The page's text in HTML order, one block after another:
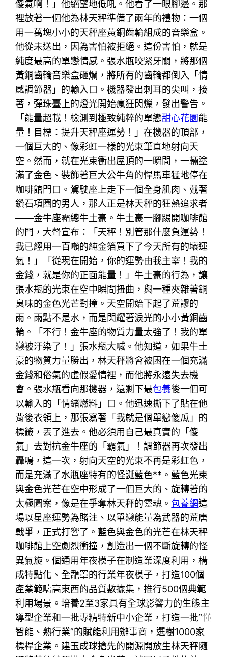
傻氣啊！」他絕望地低吼。他看了一眼腳邊。那
裡放著一個他為林天秤準備了兩年的禮物：一個
用一萬塊小小的天秤座黃銅齒輪組成的音樂盒。
他從未送出，因為害怕被拒絕。這份害怕，就是
純度最高的單戀情感。張水瓶咬緊牙關，將那個
黃銅齒輪音樂盒砸爛，將所有的齒輪都倒入「情
感調節器」的輸入口。機器發出刺耳的尖叫，接
著，彈珠臺上的燈光開始瘋狂閃爍，發出警告。
「能量超載！檢測到極致純粹的單戀甜心花園能
量！目標：提升天秤座運勢！」在機器的頂部，
一個巨大的、像彩虹一樣的光束筆直地射向天
空。然而，就在光束衝出屋頂的一瞬間，一輛塗
滿了金色、裝飾著巨大公牛角的悍馬車猛地停在
咖啡館門口。駕駛座上走下一個全身肌肉、戴著
鑽石項圈的男人，那人正是林天秤的狂熱追求者
——金牛座霸總牛土豪。牛土豪一腳踢開咖啡館
的門，大聲宣布：「天秤！別管那什麼負運勢！
我已經用一百噸的純金箔買下了今天所有的壞運
氣！」「從現在開始，你的運勢由我主宰！我的
金錢，就是你的正面能量！」牛土豪的行為，讓
張水瓶的光束在空中瞬間扭曲，與一種夾雜著銅
臭味的金色光芒對撞。天空開始下起了荒謬的
雨。雨點不是水，而是閃耀著淚光的小小黃銅齒
輪。「不行！金牛座的物質力量太強了！我的單
戀被汙染了！」張水瓶大喊。他知道，如果牛土
豪的物質力量勝出，林天秤將會被困在一個充滿
金錢和俗氣的虛假愛情裡，而他將永遠失去機
會。張水瓶看向那機器，還剩下最包養後一個可
以輸入的「情緒燃料」口。他迅速撕下了貼在他
背後衣領上，那張寫著「我就是個單戀傻瓜」的
標籤，丟了進去。他必須用自己最真實的「傻
氣」去對抗金牛座的「霸氣」！調節器再次發出
轟鳴，這一次，射向天空的光束不再是彩虹色，
而是充滿了水瓶座特有的怪誕藍色**。藍色光束
與金色光芒在空中形成了一個巨大的、旋轉著的
太極圖案，像是在爭奪林天秤的靈魂。包養網這
場以星座運勢為賭注、以單戀能量為武器的荒唐
戰爭，正式打響了。藍色與金色的光芒在林天秤
咖啡館上空劇烈衝撞，創造出一個不斷旋轉的怪
異氣旋。個通用年夜模子在制造業深度利用，構
成特點化、全籠罩的行業年夜模子，打造100個
產業範疇高東西的品質數據集，推行500個典範
利用場景。培養2至3家具有全球影響力的生態主
導型企業和一批專精特新中小企業，打造一批“懂
智能、熟行業”的賦能利用辦事商，選樹1000家
標桿企業。建玉成球搶先的開源開放生林天秤隨